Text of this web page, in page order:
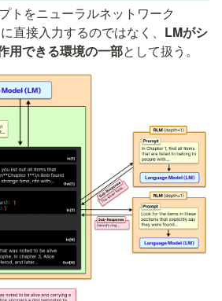
トをニューラルネットワーク
直接入力するのではなく、 LMがシ
用できる環境の一部として扱う。